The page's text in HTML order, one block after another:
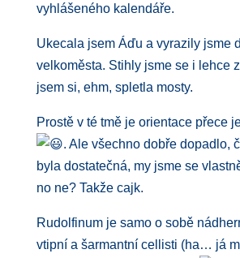
vyhlášeného kalendáře.
Ukecala jsem Áďu a vyrazily jsme
velkoměsta. Stihly jsme se i lehce
jsem si, ehm, spletla mosty.
Prostě v té tmě je orientace přece
. Ale všechno dobře dopadlo,
byla dostatečná, my jsme se
no ne? Takže cajk.
Rudolfinum je samo o sobě
vtipní a šarmantní cellisti (ha… já